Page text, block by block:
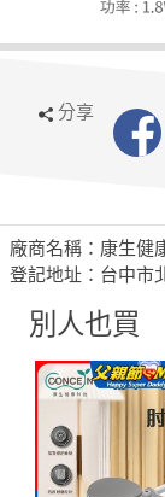
分享
廠商名稱：康生健
登記地址：台中市
別人也買